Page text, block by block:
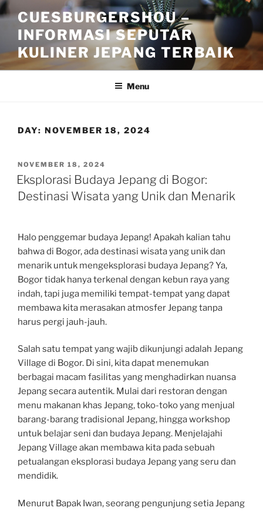
Skip
to
content
CUESBURGERSHOU –
INFORMASI SEPUTAR
KULINER JEPANG TERBAIK
Menu
DAY: NOVEMBER 18, 2024
POSTED
ON
NOVEMBER 18, 2024
Eksplorasi Budaya Jepang di Bogor:
Destinasi Wisata yang Unik dan Menarik
Halo penggemar budaya Jepang! Apakah kalian tahu
bahwa di Bogor, ada destinasi wisata yang unik dan
menarik untuk mengeksplorasi budaya Jepang? Ya,
Bogor tidak hanya terkenal dengan kebun raya yang
indah, tapi juga memiliki tempat-tempat yang dapat
membawa kita merasakan atmosfer Jepang tanpa
harus pergi jauh-jauh.
Salah satu tempat yang wajib dikunjungi adalah Jepang
Village di Bogor. Di sini, kita dapat menemukan
berbagai macam fasilitas yang menghadirkan nuansa
Jepang secara autentik. Mulai dari restoran dengan
menu makanan khas Jepang, toko-toko yang menjual
barang-barang tradisional Jepang, hingga workshop
untuk belajar seni dan budaya Jepang. Menjelajahi
Jepang Village akan membawa kita pada sebuah
petualangan eksplorasi budaya Jepang yang seru dan
mendidik.
Menurut Bapak Iwan, seorang pengunjung setia Jepang